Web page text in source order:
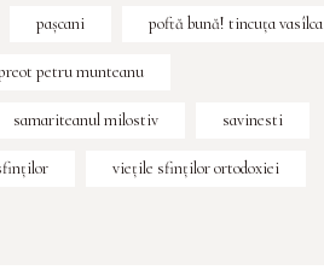
pașcani poftă bună! tincuța vasîlca
petru munteanu
samariteanul milostiv savinesti
viețile sfinților ortodoxiei